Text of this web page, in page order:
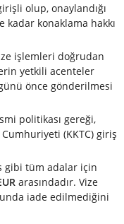
olup, onaylandığı
konaklama hakkı
işlemleri doğrudan
yetkili acenteler
önce gönderilmesi
politikası gereği,
(KKTC) giriş
gibi tüm adalar için
arasındadır. Vize
iade edilmediğini